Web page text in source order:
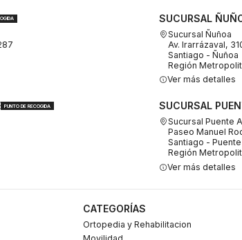
SUCURSAL
Sucursal Ñuñoa
Av. Irarrázaval,
Santiago - Ñuñoa
Región
Ver más detalles
PUNTO DE RECOGIDA SUCURSAL
Sucursal Puente
Paseo Manuel
Santiago -
Región
Ver más detalles
CATEGORÍAS
Ortopedia y Rehabilitacion